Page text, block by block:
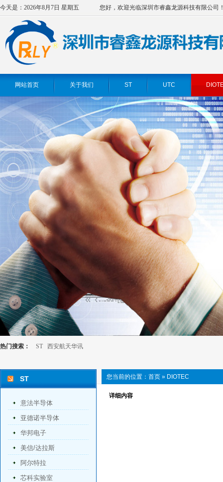
今天是：2026年8月7日 星期五 您好，欢迎光临深圳市睿鑫龙源科技有限公司
网站首页 关于我们 ST UTC
热门搜索： ST 西安航天华讯
ST
意法半导体
亚德诺半导体
华邦电子
美信/达拉斯
阿尔特拉
芯科实验室
您当前的位置： 首页 » DIOTEC
详细内容